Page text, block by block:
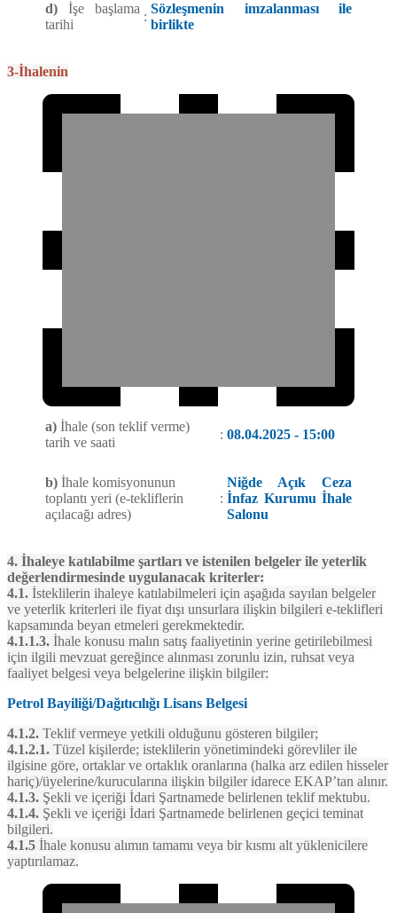
d) İşe başlama
tarihi
:
Sözleşmenin imzalanması ile
birlikte
3-İhalenin
a) İhale (son teklif verme)
tarih ve saati
: 08.04.2025 - 15:00
b) İhale komisyonunun
toplantı yeri (e-tekliflerin
açılacağı adres)
:
Niğde Açık Ceza
İnfaz Kurumu İhale
Salonu
4. İhaleye katılabilme şartları ve istenilen belgeler ile yeterlik
değerlendirmesinde uygulanacak kriterler:
4.1. İsteklilerin ihaleye katılabilmeleri için aşağıda sayılan belgeler
ve yeterlik kriterleri ile fiyat dışı unsurlara ilişkin bilgileri e-teklifleri
kapsamında beyan etmeleri gerekmektedir.
4.1.1.3. İhale konusu malın satış faaliyetinin yerine getirilebilmesi
için ilgili mevzuat gereğince alınması zorunlu izin, ruhsat veya
faaliyet belgesi veya belgelerine ilişkin bilgiler:
Petrol Bayiliği/Dağıtıcılığı Lisans Belgesi
4.1.2. Teklif vermeye yetkili olduğunu gösteren bilgiler;
4.1.2.1. Tüzel kişilerde; isteklilerin yönetimindeki görevliler ile
ilgisine göre, ortaklar ve ortaklık oranlarına (halka arz edilen hisseler
hariç)/üyelerine/kurucularına ilişkin bilgiler idarece EKAP’tan alınır.
4.1.3. Şekli ve içeriği İdari Şartnamede belirlenen teklif mektubu.
4.1.4. Şekli ve içeriği İdari Şartnamede belirlenen geçici teminat
bilgileri.
4.1.5 İhale konusu alımın tamamı veya bir kısmı alt yüklenicilere
yaptırılamaz.